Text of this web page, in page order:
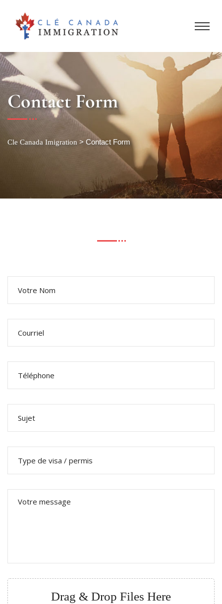
Contact Form
Cle Canada Imigration > Contact Form
Drag & Drop Files Here